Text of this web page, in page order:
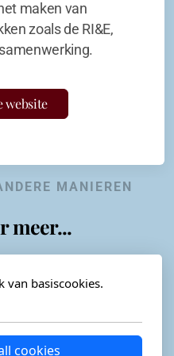
maken van
zoals de RI&E,
website
MANIEREN
meer...
van basiscookies.
cookies